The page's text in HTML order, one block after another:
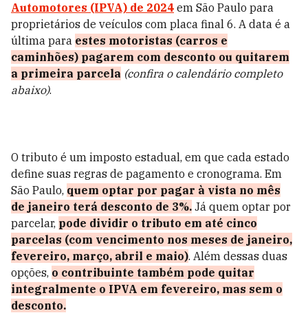
Automotores (IPVA) de 2024 em São Paulo para
proprietários de veículos com placa final 6. A data é a
última para estes motoristas (carros e
caminhões) pagarem com desconto ou quitarem
a primeira parcela (confira o calendário completo
abaixo).
O tributo é um imposto estadual, em que cada estado
define suas regras de pagamento e cronograma. Em
São Paulo, quem optar por pagar à vista no mês
de janeiro terá desconto de 3%. Já quem optar por
parcelar, pode dividir o tributo em até cinco
parcelas (com vencimento nos meses de janeiro,
fevereiro, março, abril e maio). Além dessas duas
opções, o contribuinte também pode quitar
integralmente o IPVA em fevereiro, mas sem o
desconto.